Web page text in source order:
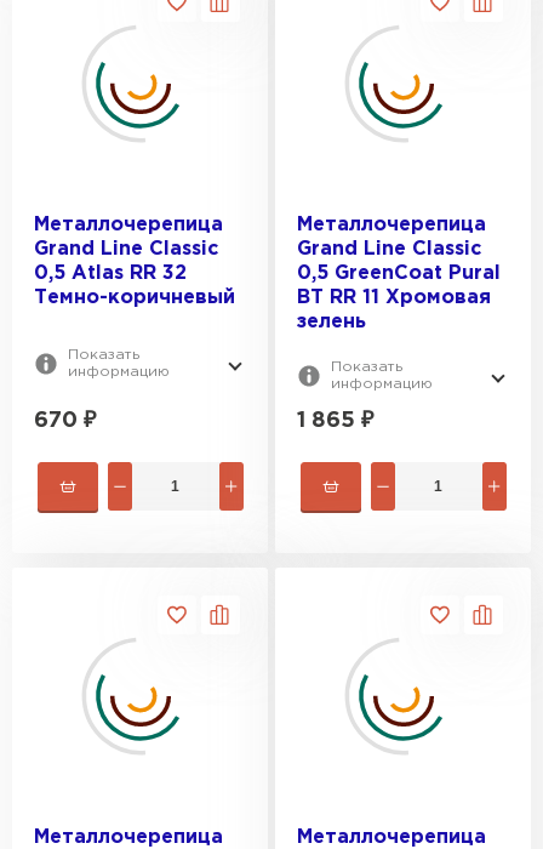
Металлочерепица
Grand Line Classic
0,5 Atlas RR 32
Темно-коричневый
Показать
информацию
670 ₽
Металлочерепица
Grand Line Classic
0,5 GreenСoat Pural
BT RR 11 Хромовая
зелень
Показать
информацию
1 865 ₽
Металлочерепица
Металлочерепица